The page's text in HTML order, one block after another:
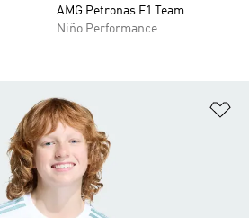
AMG Petronas F1 Team
Niño Performance